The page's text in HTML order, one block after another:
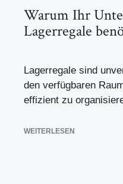
Warum Ihr
Lagerregale
Lagerregale sind
den verfügbaren
effizient zu
WEITERLESEN